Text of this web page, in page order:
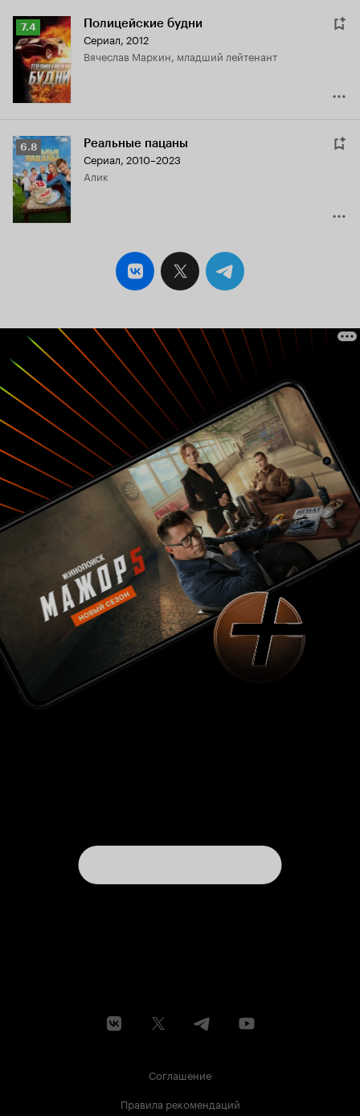
Рейтинг
Кинопоиска
7.4
7.4 Полицейские будни
Сериал, 2012
Вячеслав Маркин, младший лейтенант
Рейтинг
Кинопоиска
6.8
6.8 Реальные пацаны
Сериал, 2010–2023
Алик
Соглашение
Правила рекомендаций